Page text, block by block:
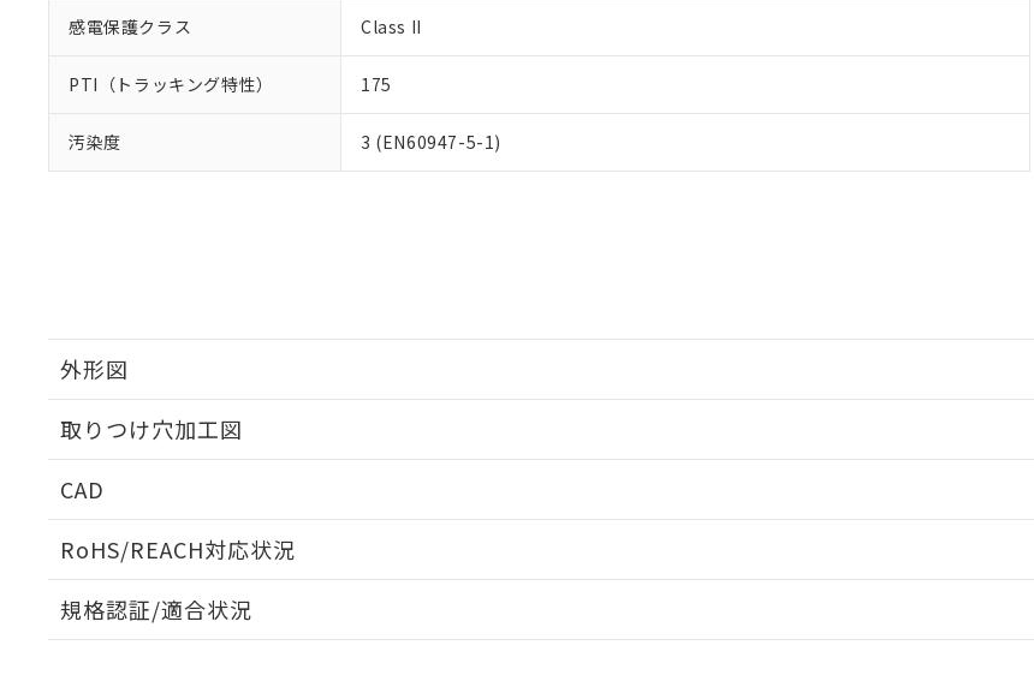
感電保護クラス Class II
PTI（トラッキング特性） 175
汚染度 3 (EN60947-5-1)
外形図
取りつけ穴加工図
CAD
RoHS/REACH対応状況
EU RoHS 注意事項・凡例
規格認証/適合状況